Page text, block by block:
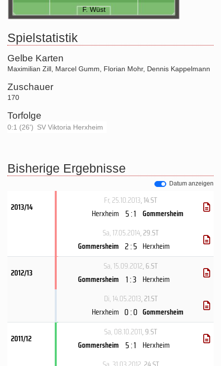
F. Wüst
Spielstatistik
Gelbe Karten
Maximilian Zill Marcel Gumm Florian Mohr, Dennis Kappelmann
Zuschauer
170
Torfolge
0:1 (26') SV Viktoria Herxheim
Bisherige Ergebnisse
Datum anzeigen
2013/14
Fr, 25.10.2013, 14.ST
Herxheim 5 : 1 Gommersheim
Sa, 17.05.2014, 29.ST
Gommersheim 2 : 5 Herxheim
2012/13
Sa, 15.09.2012, 6.ST
Gommersheim 1 : 3 Herxheim
Di, 14.05.2013, 21.ST
Herxheim 0 : 0 Gommersheim
2011/12
Sa, 08.10.2011, 9.ST
Gommersheim 5 : 1 Herxheim